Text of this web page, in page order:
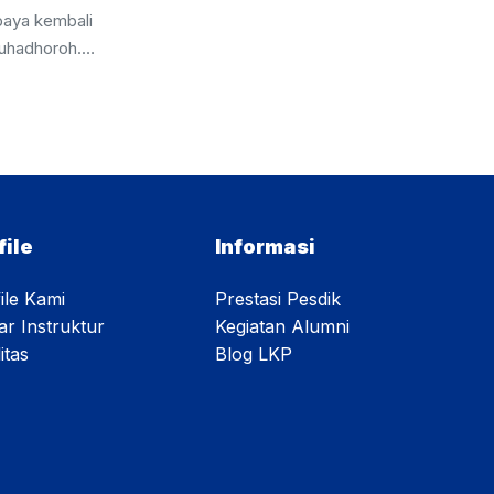
kembali
untuk
yang dibagi
Kami
Instruktur
Informasi
Prestasi Pesdik
Kegiatan Alumni
Blog LKP